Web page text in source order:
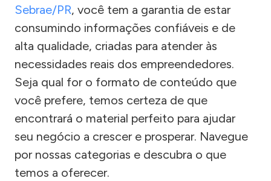
Sebrae/PR, você tem a garantia de estar
consumindo informações confiáveis e de
alta qualidade, criadas para atender às
necessidades reais dos empreendedores.
Seja qual for o formato de conteúdo que
você prefere, temos certeza de que
encontrará o material perfeito para ajudar
seu negócio a crescer e prosperar. Navegue
por nossas categorias e descubra o que
temos a oferecer.